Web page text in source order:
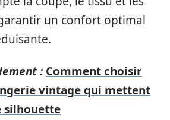
un confort optimal
: Comment choisir
vintage qui mettent
silhouette